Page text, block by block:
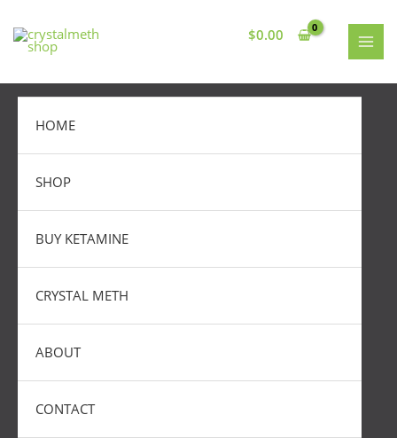
content
$0.00
HOME
SHOP
BUY KETAMINE
CRYSTAL METH
ABOUT
CONTACT